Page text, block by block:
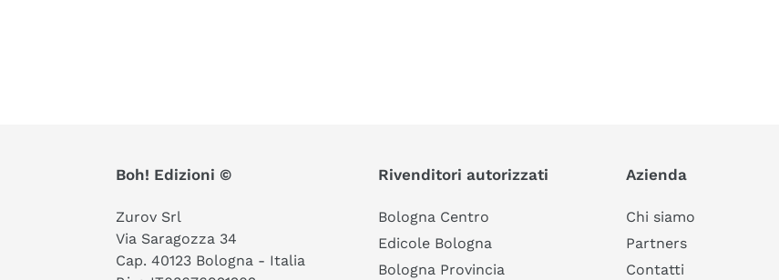
Boh! Edizioni ©
Zurov Srl
Via Saragozza 34
Cap. 40123 Bologna - Italia
Rivenditori autorizzati
Bologna Centro
Edicole Bologna
Bologna Provincia
Azienda
Chi siamo
Partners
Contatti